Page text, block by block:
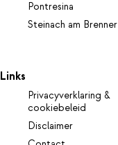
Pontresina
Steinach am Brenner
Links
Privacyverklaring &
cookiebeleid
Disclaimer